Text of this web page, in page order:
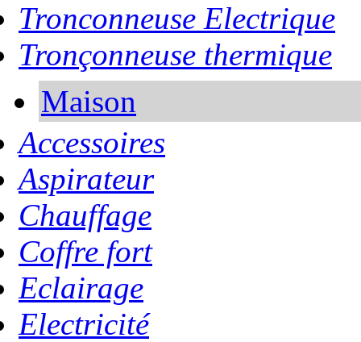
Tronconneuse Electrique
Tronçonneuse thermique
Maison
Accessoires
Aspirateur
Chauffage
Coffre fort
Eclairage
Electricité